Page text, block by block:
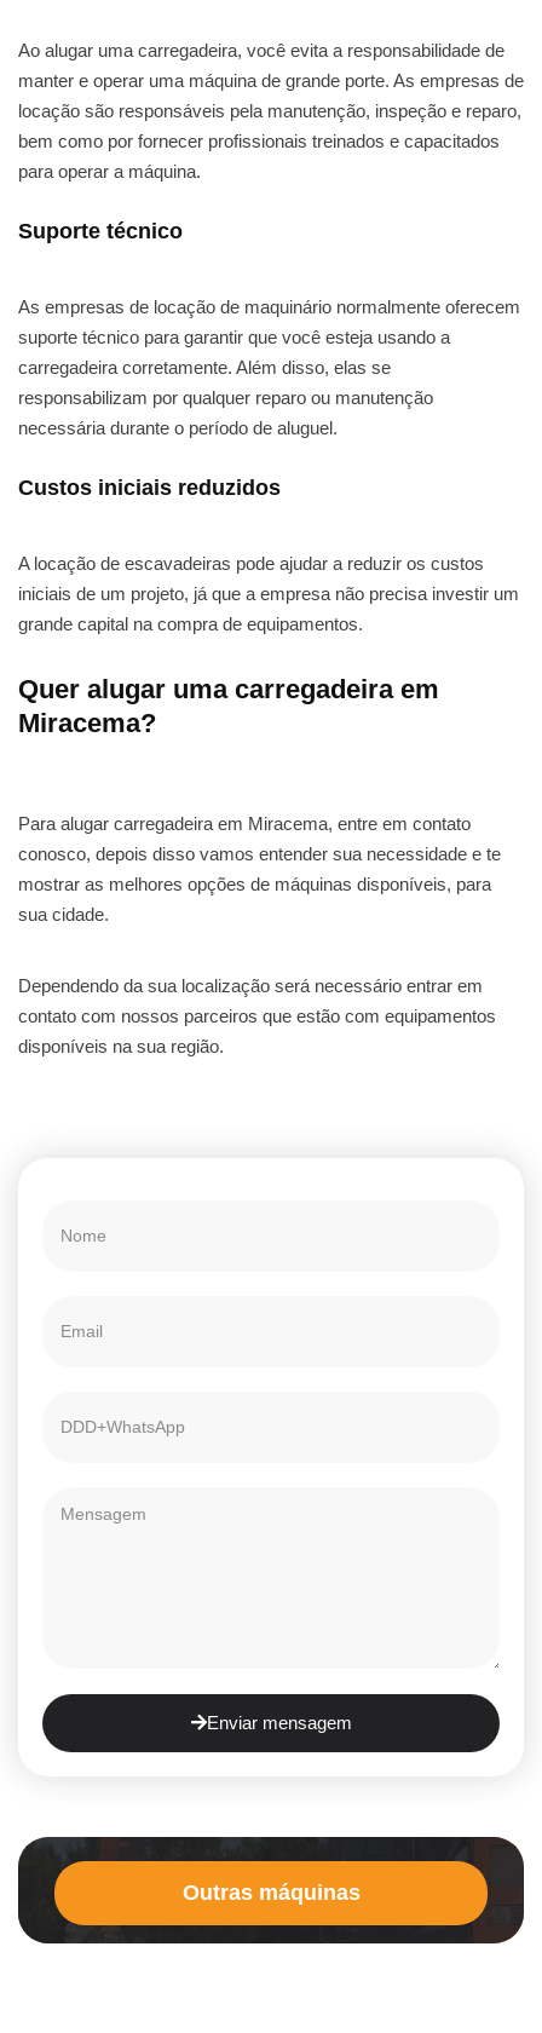
Ao alugar uma carregadeira, você evita a responsabilidade de
manter e operar uma máquina de grande porte. As empresas de
locação são responsáveis pela manutenção, inspeção e reparo,
bem como por fornecer profissionais treinados e capacitados
para operar a máquina.
Suporte técnico
As empresas de locação de maquinário normalmente oferecem
suporte técnico para garantir que você esteja usando a
carregadeira corretamente. Além disso, elas se
responsabilizam por qualquer reparo ou manutenção
necessária durante o período de aluguel.
Custos iniciais reduzidos
A locação de escavadeiras pode ajudar a reduzir os custos
iniciais de um projeto, já que a empresa não precisa investir um
grande capital na compra de equipamentos.
Quer alugar uma carregadeira em
Miracema?
Para alugar carregadeira em Miracema, entre em contato
conosco, depois disso vamos entender sua necessidade e te
mostrar as melhores opções de máquinas disponíveis, para
sua cidade.
Dependendo da sua localização será necessário entrar em
contato com nossos parceiros que estão com equipamentos
disponíveis na sua região.
Enviar mensagem
Outras máquinas